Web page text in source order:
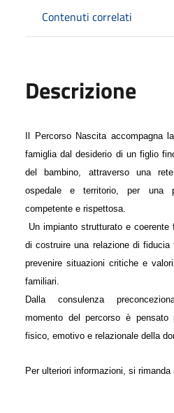
Contenuti correlati
Descrizione
Il Percorso Nascita accompagna
famigliadal desiderio di un figlio
del bambino , attraverso una
ospedale e territorio, per una
competente e rispettosa.
Un impianto strutturato e
di costruireuna relazione di
prevenire situazioni critiche e
familiari.
Dalla consulenza
momento delpercorso è pensato
fisico, emotivo e relazionale della
Per ulteriori informazioni, si rimanda